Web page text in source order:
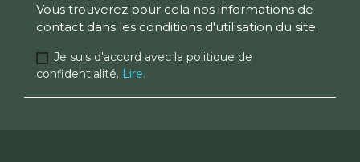
Vous trouverez pour cela nos informations de
contact dans les conditions d'utilisation du site.
Je suis d'accord avec la politique de
confidentialité. Lire.